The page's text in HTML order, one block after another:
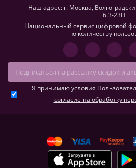
Наш адрес: г. Москва,
6.3-23H
Национальный сервис цифровой
по количеству
Я принимаю условия
согласие на обработку